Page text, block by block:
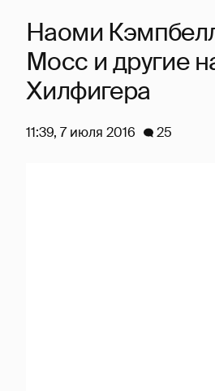
Наоми
Мосс и другие
Хилфигера
11:39, 7 июля 2016 25